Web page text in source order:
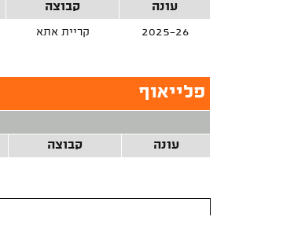
עונה
קבוצה
2025-26 קריית אתא
פלייאוף
עונה
קבוצה